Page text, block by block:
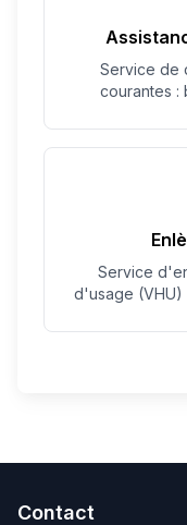
Service de
courantes :
Service
d'usage (VHU)
Contact